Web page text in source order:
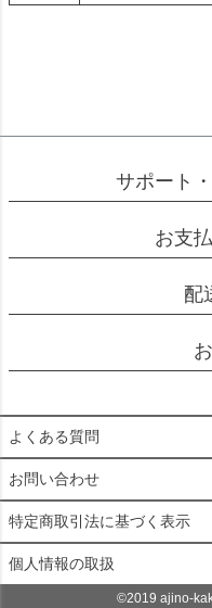
サポート
お支
配
よくある質問
お問い合わせ
特定商取引法に基づく表示
個人情報の取扱
©2019 ajino-